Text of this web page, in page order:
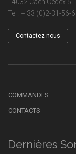
Tel : + 33 (0)2-31-56-
Contactez-nous
COMMANDES
CONTACTS
Dernières